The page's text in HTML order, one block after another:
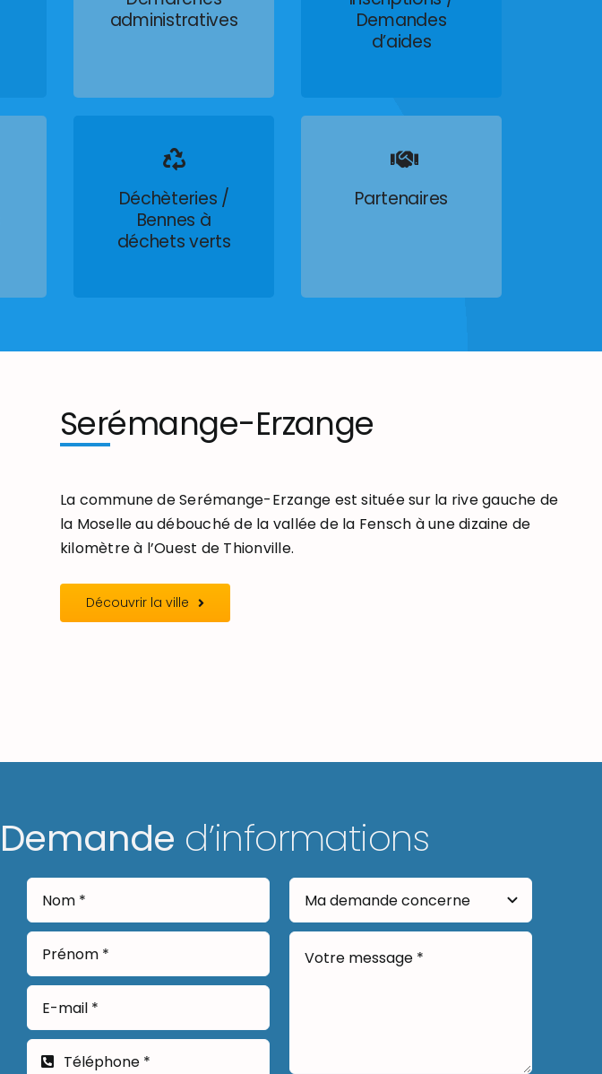
administratives
Demandes
d’aides
Déchèteries /
Bennes à
déchets verts
Partenaires
Serémange-Erzange
La commune de Serémange-Erzange est située sur la rive gauche de
la Moselle au débouché de la vallée de la Fensch à une dizaine de
kilomètre à l’Ouest de Thionville.
Découvrir la ville
Demande d’informations